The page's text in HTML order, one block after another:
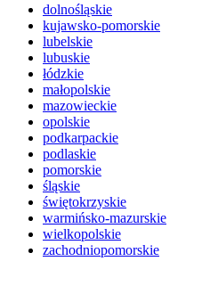
dolnośląskie
kujawsko-pomorskie
lubelskie
lubuskie
łódzkie
małopolskie
mazowieckie
opolskie
podkarpackie
podlaskie
pomorskie
śląskie
świętokrzyskie
warmińsko-mazurskie
wielkopolskie
zachodniopomorskie